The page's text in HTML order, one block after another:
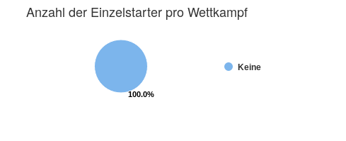
Anzahl der Einzelstarter pro Wettkampf
100.0%
100.0%
Keine